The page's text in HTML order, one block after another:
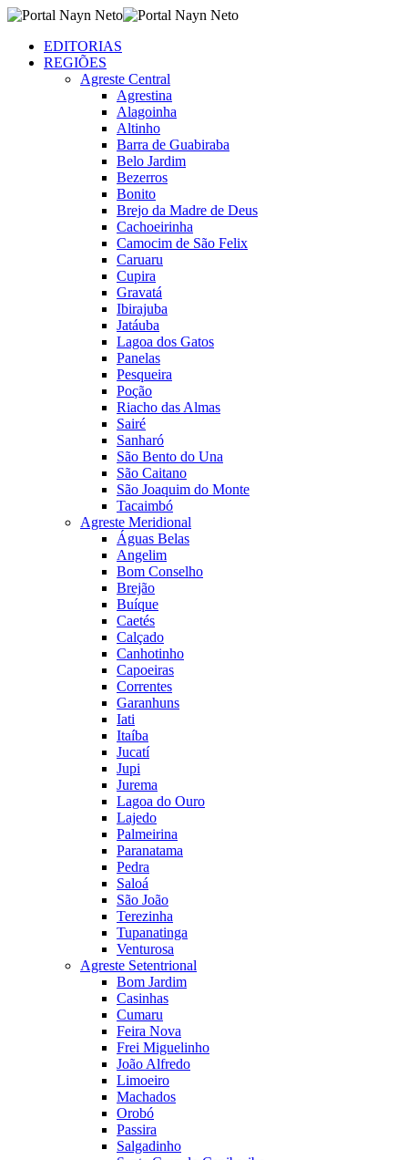
EDITORIAS
REGIÕES
Agreste Central
Agrestina
Alagoinha
Altinho
Barra de Guabiraba
Belo Jardim
Bezerros
Bonito
Brejo da Madre de Deus
Cachoeirinha
Camocim de São Felix
Caruaru
Cupira
Gravatá
Ibirajuba
Jatáuba
Lagoa dos Gatos
Panelas
Pesqueira
Poção
Riacho das Almas
Sairé
Sanharó
São Bento do Una
São Caitano
São Joaquim do Monte
Tacaimbó
Agreste Meridional
Águas Belas
Angelim
Bom Conselho
Brejão
Buíque
Caetés
Calçado
Canhotinho
Capoeiras
Correntes
Garanhuns
Iati
Itaíba
Jucatí
Jupi
Jurema
Lagoa do Ouro
Lajedo
Palmeirina
Paranatama
Pedra
Saloá
São João
Terezinha
Tupanatinga
Venturosa
Agreste Setentrional
Bom Jardim
Casinhas
Cumaru
Feira Nova
Frei Miguelinho
João Alfredo
Limoeiro
Machados
Orobó
Passira
Salgadinho